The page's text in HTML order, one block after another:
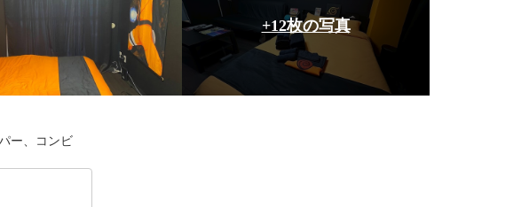
+12枚の写真
ー、コンビ